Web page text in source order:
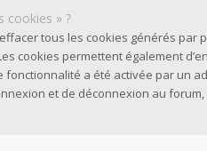
cookies » ?
tous les cookies générés
cookies permettent également
fonctionnalité a été activée par un
et de déconnexion au